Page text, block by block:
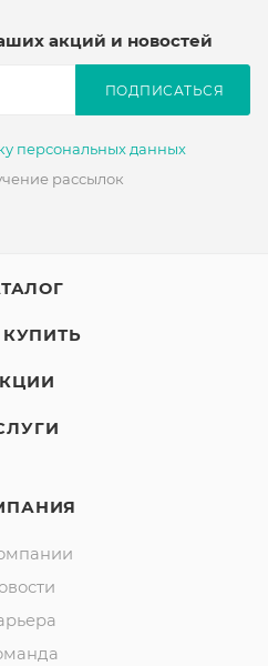
акций и новостей
персональных данных
рассылок
ПОДПИСАТЬСЯ
КУПИТЬ